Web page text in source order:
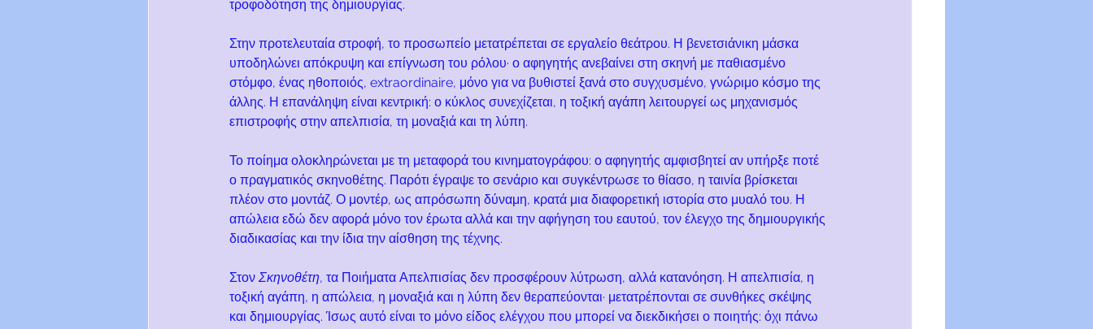
τροφοδότηση της δημιουργίας.
Στην προτελευταία στροφή, το προσωπείο μετατρέπεται σε εργαλείο θεάτρου. Η βενετσιάνικη μάσκα
υποδηλώνει απόκρυψη και επίγνωση του ρόλου· ο αφηγητής ανεβαίνει στη σκηνή με παθιασμένο
στόμφο, ένας ηθοποιός, extraordinaire, μόνο για να βυθιστεί ξανά στο συγχυσμένο, γνώριμο κόσμο της
άλλης. Η επανάληψη είναι κεντρική: ο κύκλος συνεχίζεται, η τοξική αγάπη λειτουργεί ως μηχανισμός
επιστροφής στην απελπισία, τη μοναξιά και τη λύπη.
Το ποίημα ολοκληρώνεται με τη μεταφορά του κινηματογράφου: ο αφηγητής αμφισβητεί αν υπήρξε ποτέ
ο πραγματικός σκηνοθέτης. Παρότι έγραψε το σενάριο και συγκέντρωσε το θίασο, η ταινία βρίσκεται
πλέον στο μοντάζ. Ο μοντέρ, ως απρόσωπη δύναμη, κρατά μια διαφορετική ιστορία στο μυαλό του. Η
απώλεια εδώ δεν αφορά μόνο τον έρωτα αλλά και την αφήγηση του εαυτού, τον έλεγχο της δημιουργικής
διαδικασίας και την ίδια την αίσθηση της τέχνης.
Στον Σκηνοθέτη, τα Ποιήματα Απελπισίας δεν προσφέρουν λύτρωση, αλλά κατανόηση. Η απελπισία, η
τοξική αγάπη, η απώλεια, η μοναξιά και η λύπη δεν θεραπεύονται· μετατρέπονται σε συνθήκες σκέψης
και δημιουργίας. Ίσως αυτό είναι το μόνο είδος ελέγχου που μπορεί να διεκδικήσει ο ποιητής: όχι πάνω